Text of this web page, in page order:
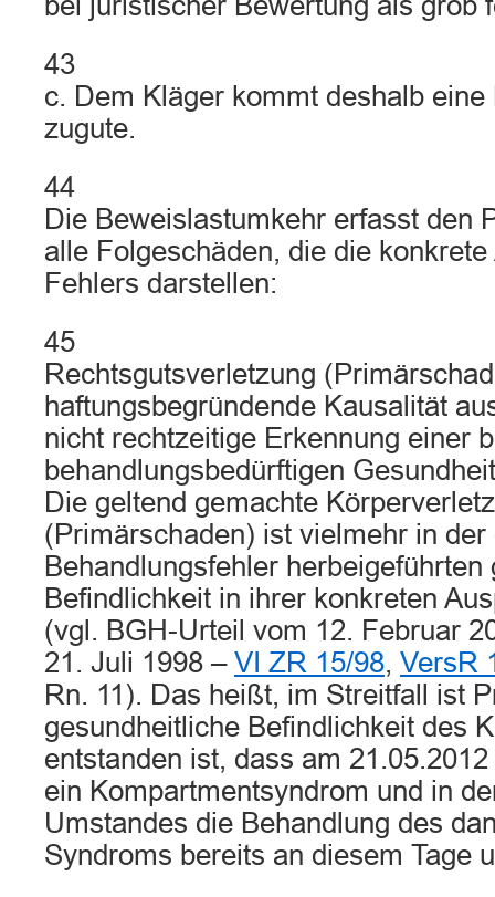
43
c. Dem Kläger kommt deshalb
zugute.
44
Die Beweislastumkehr erfasst den
alle Folgeschäden, die die
Fehlers darstellen:
45
Rechtsgutsverletzung
haftungsbegründende Kausalität
nicht rechtzeitige Erkennung einer
behandlungsbedürftigen
Die geltend gemachte
(Primärschaden) ist vielmehr in der
Behandlungsfehler herbeigeführten
Befindlichkeit in ihrer konkreten
(vgl. BGH-Urteil vom 12. Februar
21. Juli 1998 – VI ZR 15/98, VersR
Rn. 11). Das heißt, im Streitfall ist
gesundheitliche Befindlichkeit des
entstanden ist, dass am
ein Kompartmentsyndrom und in
Umstandes die Behandlung des
Syndroms bereits an diesem Tage